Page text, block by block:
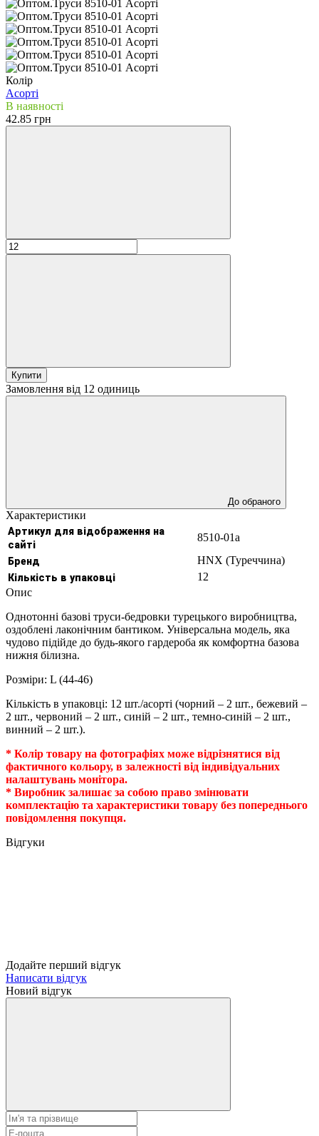
Колір
Аcорті
В наявності
42.85 грн
Купити
Замовлення від 12 одиниць
До обраного
Характеристики
Артикул для відображення на
сайті
8510-01а
Бренд HNX (Туреччина)
Кількість в упаковці
12
Опис
Однотонні базові труси-бедровки турецького виробництва,
оздоблені лаконічним бантиком. Універсальна модель, яка
чудово підійде до будь-якого гардероба як комфортна базова
нижня білизна.
Розміри: L (44-46)
Кількість в упаковці: 12 шт./асорті (чорний – 2 шт., бежевий –
2 шт., червоний – 2 шт., синій – 2 шт., темно-синій – 2 шт.,
винний – 2 шт.).
* Колір товару на фотографіях може відрізнятися від
фактичного кольору, в залежності від індивідуальних
налаштувань монітора.
* Виробник залишає за собою право змінювати
комплектацію та характеристики товару без попереднього
повідомлення покупця.
Відгуки
Додайте перший відгук
Написати відгук
Новий відгук